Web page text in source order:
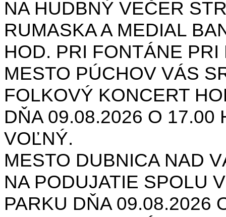
NA HUDBNÝ VEČER
RUMASKA A MEDIAL
HOD. PRI FONTÁNE PRI
MESTO PÚCHOV VÁS
FOLKOVÝ KONCERT
DŇA 09.08.2026 O 17.00
VOĽNÝ.
MESTO DUBNICA NAD
NA PODUJATIE SPOLU
PARKU DŇA 09.08.2026